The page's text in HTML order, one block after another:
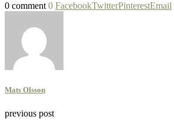
0 comment 0 FacebookTwitterPinterestEmail
Mats Olsson
previous post